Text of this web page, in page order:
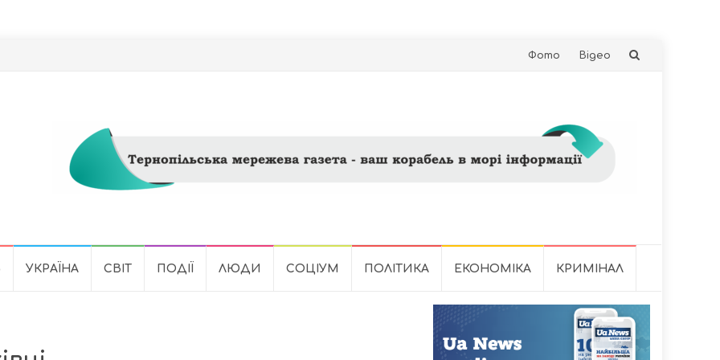
Skip
Фото Відео
УКРАЇНА СВІТ ПОДІЇ ЛЮДИ СОЦІУМ ПОЛІТИКА ЕКОНОМІКА КРИМІНАЛ